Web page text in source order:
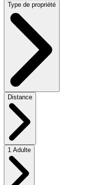
Type de propriété
Distance
1 Adulte